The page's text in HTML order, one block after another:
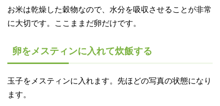
お米は乾燥した穀物なので、水分を吸収させることが非常
に大切です。ここままだ卵だけです。
卵をメスティンに入れて炊飯する
玉子をメスティンに入れます。先ほどの写真の状態になり
ます。